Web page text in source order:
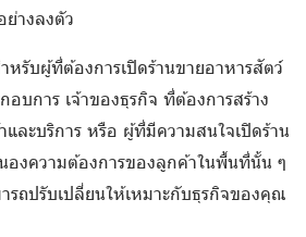
ย่างลงตัว
หรับผู้ที่ต้องการเปิดร้านขายอาหารสัตว์
อบการ เจ้าของธุรกิจ ที่ต้องการสร้าง
และบริการ หรือ ผู้ที่มีความสนใจเปิดร้าน
งความต้องการของลูกค้าในพื้นที่นั้น ๆ
รถปรับเปลี่ยนให้เหมาะกับธุรกิจของคุณ